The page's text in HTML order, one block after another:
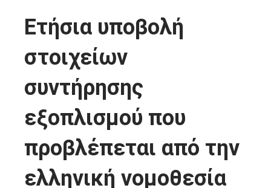
Ετήσια υποβολή
στοιχείων
συντήρησης
εξοπλισμού που
προβλέπεται από την
ελληνική νομοθεσία